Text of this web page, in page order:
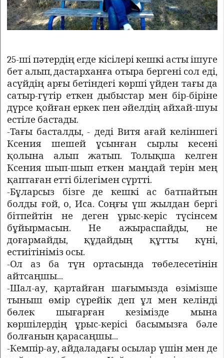
25-ші пәтердің егде кісілері кешкі асты ішуге
бет алып, дастарханға отыра бергені сол еді,
асүйдің арғы бетіндегі көрші үйден тағы да
сатыр-гүтір еткен дыбыстар мен бір-біріне
дүрсе қойған еркек пен әйелдің айхай-шуы
естіле бастады.
-Тағы басталды, - деді Витя ағай келіншегі
Ксения шешей ұсынған сырлы кесені
қолына алып жатып. Толықша келген
Ксения шып-шып еткен маңдай терін мең
қаптаған етті білегімен сүртті.
-Бұларсыз бізге де кешкі ас батпайтын
болды ғой, о, Иса. Соңғы үш жылдан бергі
бітпейтін не деген ұрыс-керіс түсінсем
бұйырмасын. Не ажыраспайды, не
доғармайды, құдайдың құтты күні,
естиітініміз осы.
-Ол аз ба түн ортасында төбелесетінін
айтсаңшы...
-Шал-ау, қартайған шағымызда өзімізше
тыныш өмір сүрейік деп ұл мен келінді
бөлек шығарған кезімізде мына
көршілердің ұрыс-керісі басымызға бәле
болғанын қарасаңшы...
-Кемпір-ау, айдаладағы осылар үшін мен де